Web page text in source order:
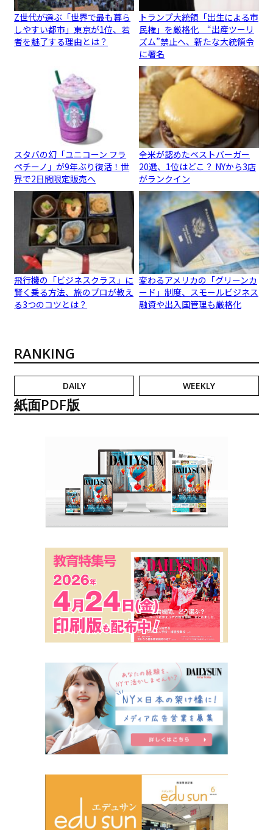
Z世代が選ぶ「世界で最も暮ら
しやすい都市」東京が1位、若
者を魅了する理由とは？
トランプ大統領「出生による市
民権」を厳格化 “出産ツーリ
ズム”禁止へ、新たな大統領令
に署名
スタバの幻「ユニコーン フラ
ペチーノ」が9年ぶり復活！世
界で2日間限定販売へ
全米が認めたベストバーガー
20選、1位はどこ？ NYから3店
がランクイン
飛行機の「ビジネスクラス」に
賢く乗る方法、旅のプロが教え
る3つのコツとは？
変わるアメリカの「グリーンカ
ード」制度、スモールビジネス
融資や出入国管理も厳格化
RANKING
DAILY WEEKLY
紙面PDF版